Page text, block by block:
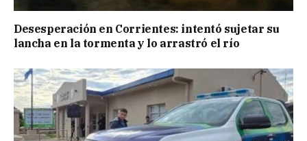
Desesperación en Corrientes: intentó sujetar su
lancha en la tormenta y lo arrastró el río